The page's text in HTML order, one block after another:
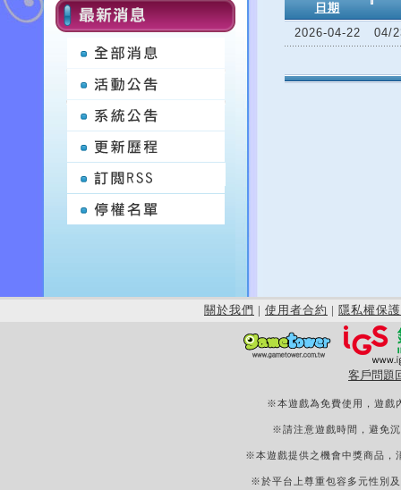
日期
2026-04-22
04/
關於我們 | 使用者合約 | 隱私權保護
客戶問題
※本遊戲為免費使用，遊戲
※請注意遊戲時間，避免
※本遊戲提供之機會中獎商品，
※於平台上尊重包容多元性別